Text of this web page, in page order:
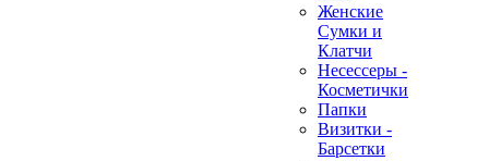
Женские
Сумки и
Клатчи
Несессеры -
Косметички
Папки
Визитки -
Барсетки